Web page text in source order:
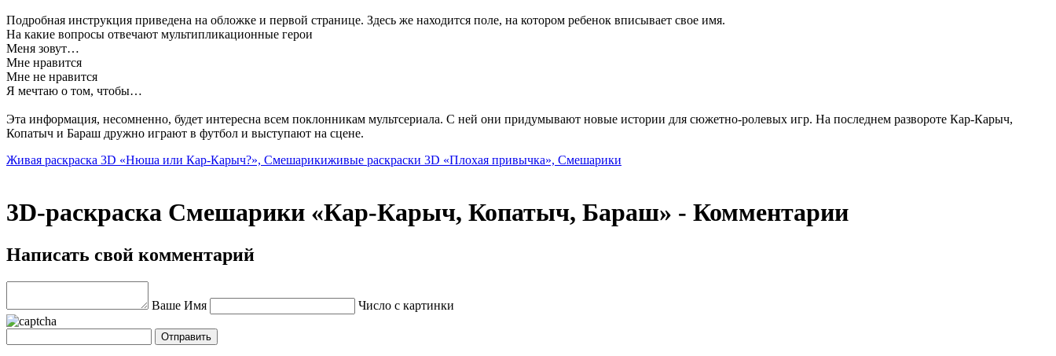
Подробная инструкция приведена на обложке и первой странице. Здесь же находится поле, на котором ребенок вписывает свое имя.
На какие вопросы отвечают мультипликационные герои
Меня зовут…
Мне нравится
Мне не нравится
Я мечтаю о том, чтобы…
Эта информация, несомненно, будет интересна всем поклонникам мультсериала. С ней они придумывают новые истории для сюжетно-ролевых игр. На последнем развороте Кар-Карыч,
Копатыч и Бараш дружно играют в футбол и выступают на сцене.
Живая раскраска 3D «Нюша или Кар-Карыч?», Смешарикиживые раскраски 3D «Плохая привычка», Смешарики
3D-раскраска Смешарики «Кар-Карыч, Копатыч, Бараш» - Комментарии
Написать свой комментарий
Ваше Имя Число с картинки